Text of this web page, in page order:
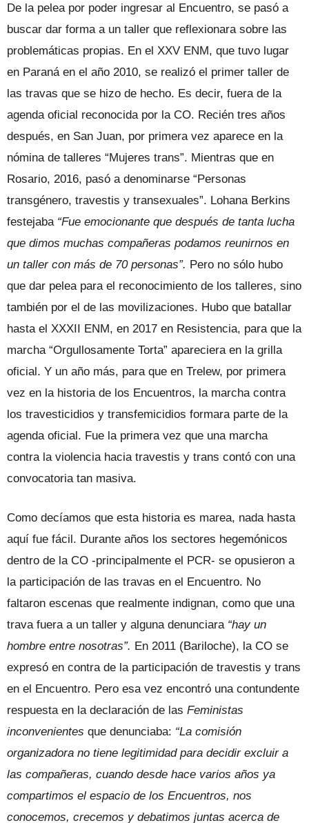
De la pelea por poder ingresar al Encuentro, se pasó a
buscar dar forma a un taller que reflexionara sobre las
problemáticas propias. En el XXV ENM, que tuvo lugar
en Paraná en el año 2010, se realizó el primer taller de
las travas que se hizo de hecho. Es decir, fuera de la
agenda oficial reconocida por la CO. Recién tres años
después, en San Juan, por primera vez aparece en la
nómina de talleres “Mujeres trans”. Mientras que en
Rosario, 2016, pasó a denominarse “Personas
transgénero, travestis y transexuales”. Lohana Berkins
festejaba “Fue emocionante que después de tanta lucha
que dimos muchas compañeras podamos reunirnos en
un taller con más de 70 personas”. Pero no sólo hubo
que dar pelea para el reconocimiento de los talleres, sino
también por el de las movilizaciones. Hubo que batallar
hasta el XXXII ENM, en 2017 en Resistencia, para que la
marcha “Orgullosamente Torta” apareciera en la grilla
oficial. Y un año más, para que en Trelew, por primera
vez en la historia de los Encuentros, la marcha contra
los travesticidios y transfemicidios formara parte de la
agenda oficial. Fue la primera vez que una marcha
contra la violencia hacia travestis y trans contó con una
convocatoria tan masiva.
Como decíamos que esta historia es marea, nada hasta
aquí fue fácil. Durante años los sectores hegemónicos
dentro de la CO -principalmente el PCR- se opusieron a
la participación de las travas en el Encuentro. No
faltaron escenas que realmente indignan, como que una
trava fuera a un taller y alguna denunciara “hay un
hombre entre nosotras”. En 2011 (Bariloche), la CO se
expresó en contra de la participación de travestis y trans
en el Encuentro. Pero esa vez encontró una contundente
respuesta en la declaración de las Feministas
inconvenientes que denunciaba: “La comisión
organizadora no tiene legitimidad para decidir excluir a
las compañeras, cuando desde hace varios años ya
compartimos el espacio de los Encuentros, nos
conocemos, crecemos y debatimos juntas acerca de